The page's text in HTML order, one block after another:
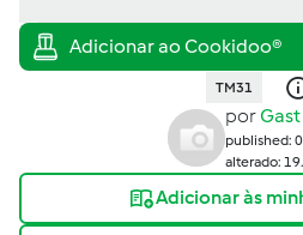
TM31
porGast
published:
alterado:
Adicionar às